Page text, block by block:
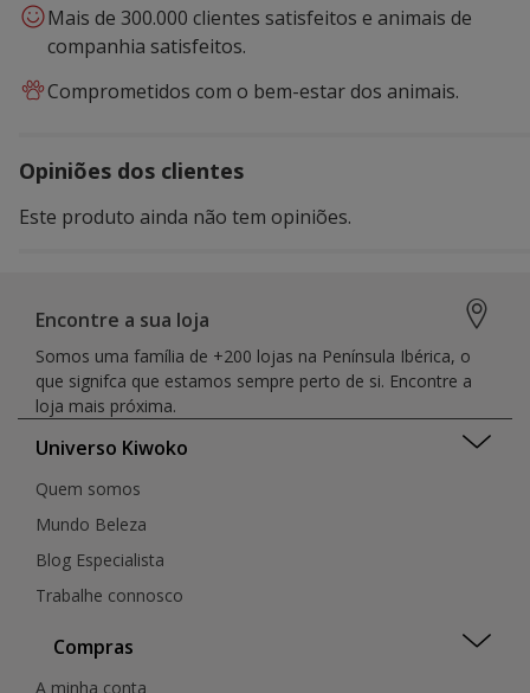
Mais de 300.000 clientes satisfeitos e animais de
companhia satisfeitos.
Comprometidos com o bem-estar dos animais.
Opiniões dos clientes
Este produto ainda não tem opiniões.
Encontre a sua loja
Somos uma família de +200 lojas na Península Ibérica, o
que signifca que estamos sempre perto de si. Encontre a
loja mais próxima.
Universo Kiwoko
Quem somos
Mundo Beleza
Blog Especialista
Trabalhe connosco
Compras
A minha conta